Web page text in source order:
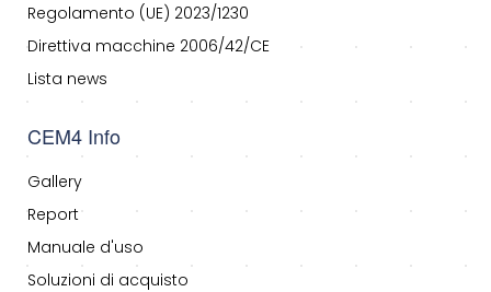
Regolamento (UE) 2023/1230
Direttiva macchine 2006/42/CE
Lista news
CEM4 Info
Gallery
Report
Manuale d'uso
Soluzioni di acquisto